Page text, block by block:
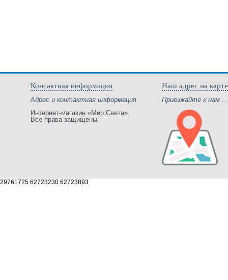
Контактная информация
Адрес и контактная информация
Интернет-магазин «Мир Света».
Все права защищены.
Наш адрес на карте
Приезжайте к нам .
29761725 62723230 62723893